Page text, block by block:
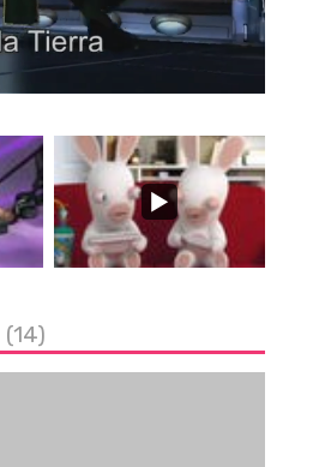
(14)